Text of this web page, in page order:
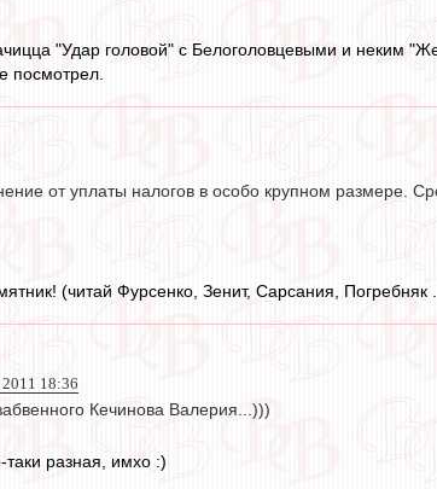
"Удар головой" с Белоголовцевыми и неким
посмотрел.
от уплаты налогов в особо крупном размере.
(читай Фурсенко, Зенит, Сарсания, Погребняк
2011 18:36
Кечинова Валерия...)))
разная, имхо :)